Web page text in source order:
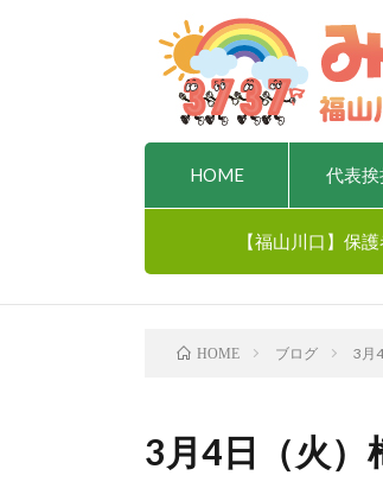
HOME 代表挨
【福山川口】保
HOME ブログ 3月
3月4日（火）